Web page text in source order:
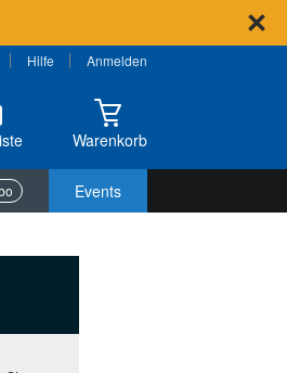
Hilfe Anmelden
Warenkorb
Events